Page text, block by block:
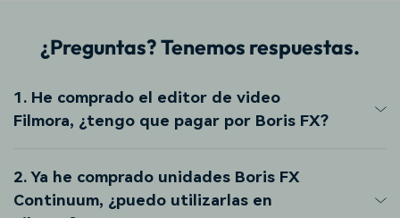
¿Preguntas? Tenemos respuestas.
1. He comprado el editor de video
Filmora, ¿tengo que pagar por Boris FX?
2. Ya he comprado unidades Boris FX
Continuum, ¿puedo utilizarlas en